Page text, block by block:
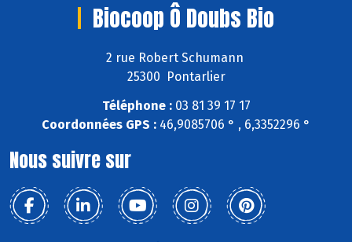
Biocoop Ô Doubs Bio
2 rue Robert Schumann
25300 Pontarlier
Téléphone :03 81 39 17 17
Coordonnées GPS : 46,9085706 ° , 6,3352296 °
Nous suivre sur